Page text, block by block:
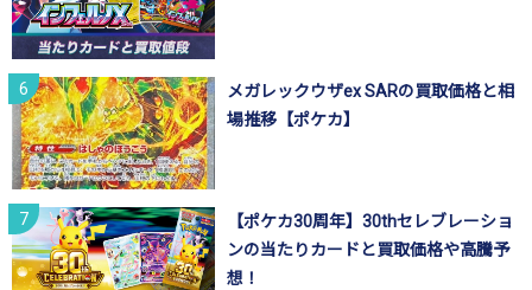
メガレックウザex SARの買取価格と相
場推移【ポケカ】
【ポケカ30周年】30thセレブレーショ
ンの当たりカードと買取価格や高騰予
想！